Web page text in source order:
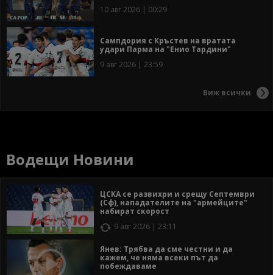
10 авг 2026 | 00:29
Сампдория с Кръстев на вратата
удари Парма на "Енио Тардини"
9 авг 2026 | 23:59
Виж всички
Водещи Новини
ЦСКА се развихри и срещу Септември
(Сф), нападателите на "армейците"
набират скорост
9 авг 2026 | 23:11
Янев: Трябва да сме честни и да
кажем, че няма всеки път да
побеждаваме